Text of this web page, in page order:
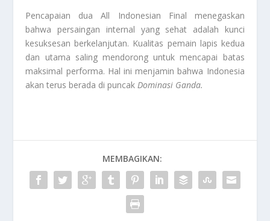
Pencapaian duaAll Indonesian Final menegaskan
bahwa persaingan internal yang sehat adalah kunci
kesuksesan berkelanjutan. Kualitas pemain lapis kedua
dan utama saling mendorong untuk mencapai batas
maksimal performa. Hal ini menjamin bahwa Indonesia
akan terus berada di puncakDominasi Ganda.
MEMBAGIKAN: